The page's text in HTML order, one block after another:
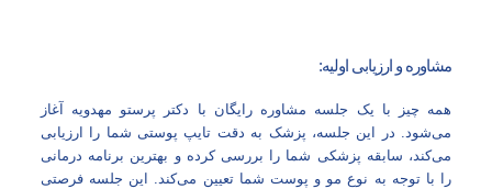
مشاوره و ارزیابی اولیه:
همه چیز با یک جلسه مشاوره رایگان با دکتر پرستو مهدویه آغاز
می‌شود. در این جلسه، پزشک به دقت تایپ پوستی شما را ارزیابی
می‌کند، سابقه پزشکی شما را بررسی کرده و بهترین برنامه درمانی
را با توجه به نوع مو و پوست شما تعیین می‌کند. این جلسه فرصتی